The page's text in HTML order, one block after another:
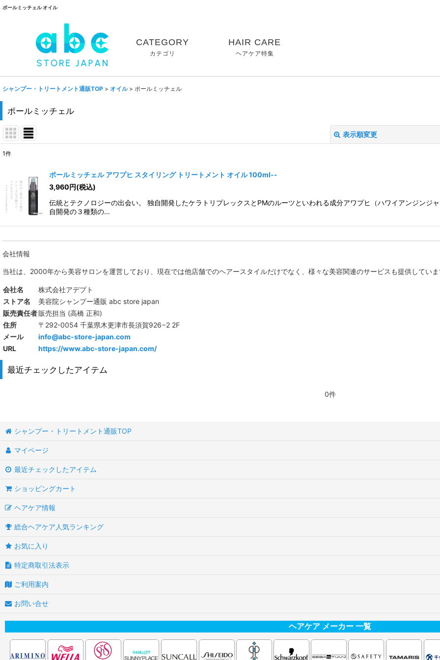
ポールミッチェル オイル
CATEGORY
カテゴリ
HAIR CARE
ヘアケア特集
シャンプー・トリートメント通販TOP > オイル > ポールミッチェル
ポールミッチェル
表示順変更
並び順:
1件
ポールミッチェル アワプヒ スタイリング トリートメント オイル 100ml--
3,960円(税込)
伝統とテクノロジーの出会い。 独自開発したケラトリプレックスとPMのルーツといわれる成分アワプヒ（ハワイアンジンジ
自開発の３種類の…
会社情報
当社は、 2000年から美容サロンを運営しており、現在では他店舗でのヘアースタイルだけでなく、様々な美容関連のサービスも提供してい
会社名
株式会社アデプト
ストア名
美容院シャンプー通販 abc store japan
販売責任者販売担当 (高橋 正和)
住所
〒292-0054 千葉県木更津市長須賀926−2 2F
メール
info@abc-store-japan.com
URL
https://www.abc-store-japan.com/
最近チェックしたアイテム
0件
シャンプー・トリートメント通販TOP
マイページ
最近チェックしたアイテム
ショッピングカート
ヘアケア情報
総合ヘアケア人気ランキング
お気に入り
特定商取引法表示
ご利用案内
お問い合せ
ヘアケア メーカー 一覧